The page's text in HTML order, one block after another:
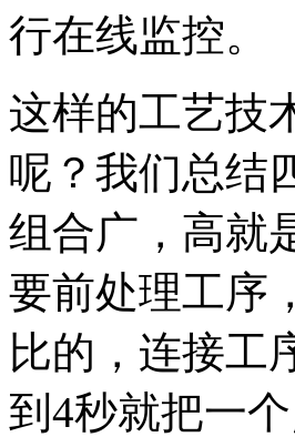
行在线监控。
这样的工艺技
呢？我们总结
组合广，高就
要前处理工序
比的，连接工
到4秒就把一